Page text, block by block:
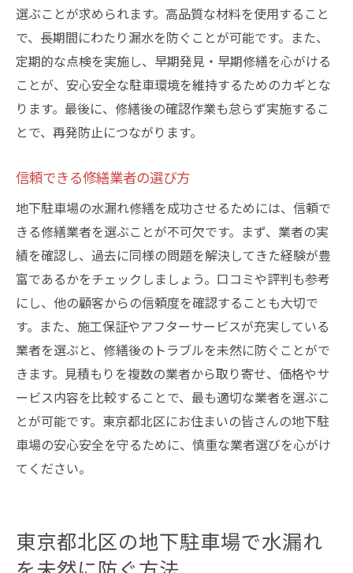
地域コミュニティとの情報共有
コスト意識と安全性のバランス
防水対策の成果を実感する方法
安心安全な駐車空間の実現に向けて
選ぶことが求められます。高品質な材料を使用すること
で、長期間にわたり漏水を防ぐことが可能です。また、
定期的な点検を実施し、早期発見・早期修繕を心がける
ことが、安心安全な駐車環境を維持するためのカギとな
ります。最後に、修繕後の確認作業も怠らず実施するこ
とで、再発防止につながります。
信頼できる修繕業者の選び方
地下駐車場の水漏れ修繕を成功させるためには、信頼で
きる修繕業者を選ぶことが不可欠です。まず、業者の実
績を確認し、過去に同様の問題を解決してきた経験が豊
富であるかをチェックしましょう。口コミや評判も参考
にし、他の顧客からの信頼度を確認することも大切で
す。また、施工保証やアフターサービスが充実している
業者を選ぶと、修繕後のトラブルを未然に防ぐことがで
きます。見積もりを複数の業者から取り寄せ、価格やサ
ービス内容を比較することで、最も適切な業者を選ぶこ
とが可能です。東京都北区にお住まいの皆さんの地下駐
車場の安心安全を守るために、慎重な業者選びを心がけ
てください。
東京都北区の地下駐車場で水漏れ